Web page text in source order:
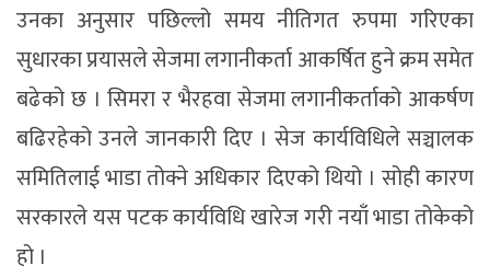
उनका अनुसार पछिल्लो समय नीतिगत रुपमा गरिएका
सुधारका प्रयासले सेजमा लगानीकर्ता आकर्षित हुने क्रम समेत
बढेको छ । सिमरा र भैरहवा सेजमा लगानीकर्ताको आकर्षण
बढिरहेको उनले जानकारी दिए । सेज कार्यविधिले सञ्चालक
समितिलाई भाडा तोक्ने अधिकार दिएको थियो । सोही कारण
सरकारले यस पटक कार्यविधि खारेज गरी नयाँ भाडा तोकेको
हो ।